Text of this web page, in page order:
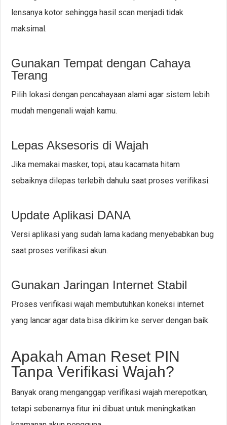
lensanya kotor sehingga hasil scan menjadi tidak
maksimal.
Gunakan Tempat dengan Cahaya
Terang
Pilih lokasi dengan pencahayaan alami agar sistem lebih
mudah mengenali wajah kamu.
Lepas Aksesoris di Wajah
Jika memakai masker, topi, atau kacamata hitam
sebaiknya dilepas terlebih dahulu saat proses verifikasi.
Update Aplikasi DANA
Versi aplikasi yang sudah lama kadang menyebabkan bug
saat proses verifikasi akun.
Gunakan Jaringan Internet Stabil
Proses verifikasi wajah membutuhkan koneksi internet
yang lancar agar data bisa dikirim ke server dengan baik.
Apakah Aman Reset PIN
Tanpa Verifikasi Wajah?
Banyak orang menganggap verifikasi wajah merepotkan,
tetapi sebenarnya fitur ini dibuat untuk meningkatkan